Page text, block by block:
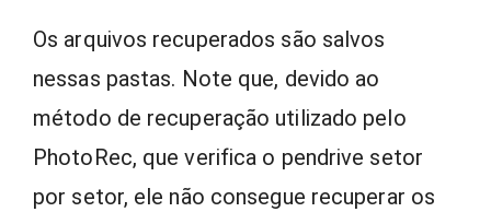
Os arquivos recuperados são salvos
nessas pastas. Note que, devido ao
método de recuperação utilizado pelo
PhotoRec, que verifica o pendrive setor
por setor, ele não consegue recuperar os